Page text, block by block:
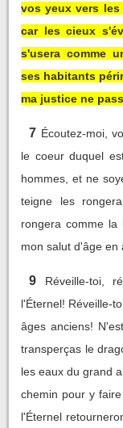
vos yeux vers les
car les cieux
s'usera comme
ses habitants
ma justice ne
7 Écoutez-moi,
le coeur duquel
hommes, et ne
teigne les
rongera comme
mon salut d'âge en
9
Réveille-toi,
l'Éternel! Réveille-
âges anciens!
transperças le
les eaux du grand
chemin pour y
l'Éternel